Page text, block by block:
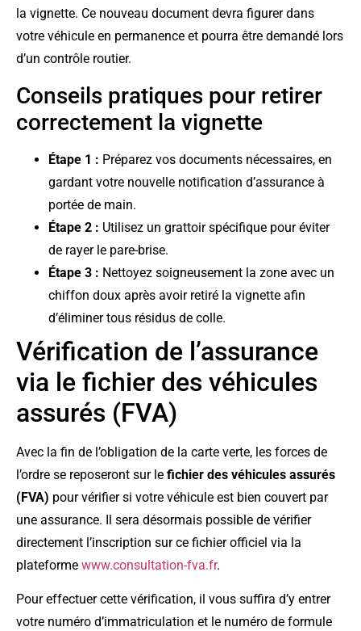
la vignette. Ce nouveau document devra figurer dans
votre véhicule en permanence et pourra être demandé lors
d’un contrôle routier.
Conseils pratiques pour retirer
correctement la vignette
Étape 1 : Préparez vos documents nécessaires, en
gardant votre nouvelle notification d’assurance à
portée de main.
Étape 2 : Utilisez un grattoir spécifique pour éviter
de rayer le pare-brise.
Étape 3 : Nettoyez soigneusement la zone avec un
chiffon doux après avoir retiré la vignette afin
d’éliminer tous résidus de colle.
Vérification de l’assurance
via le fichier des véhicules
assurés (FVA)
Avec la fin de l’obligation de la carte verte, les forces de
l’ordre se reposeront sur le fichier des véhicules assurés
(FVA) pour vérifier si votre véhicule est bien couvert par
une assurance. Il sera désormais possible de vérifier
directement l’inscription sur ce fichier officiel via la
plateforme www.consultation-fva.fr.
Pour effectuer cette vérification, il vous suffira d’y entrer
votre numéro d’immatriculation et le numéro de formule